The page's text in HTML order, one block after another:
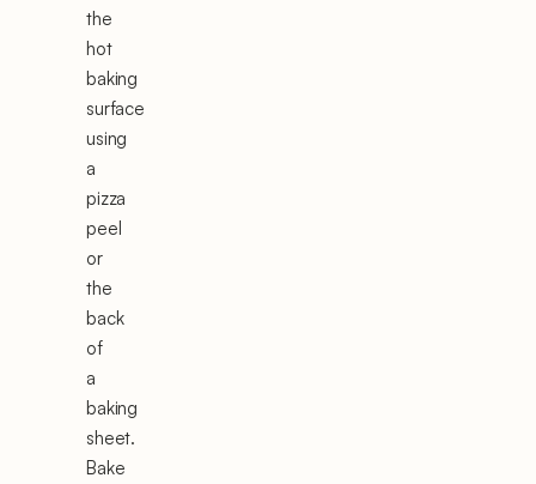
the
hot
baking
surface
using
a
pizza
peel
or
the
back
of
a
baking
sheet.
Bake